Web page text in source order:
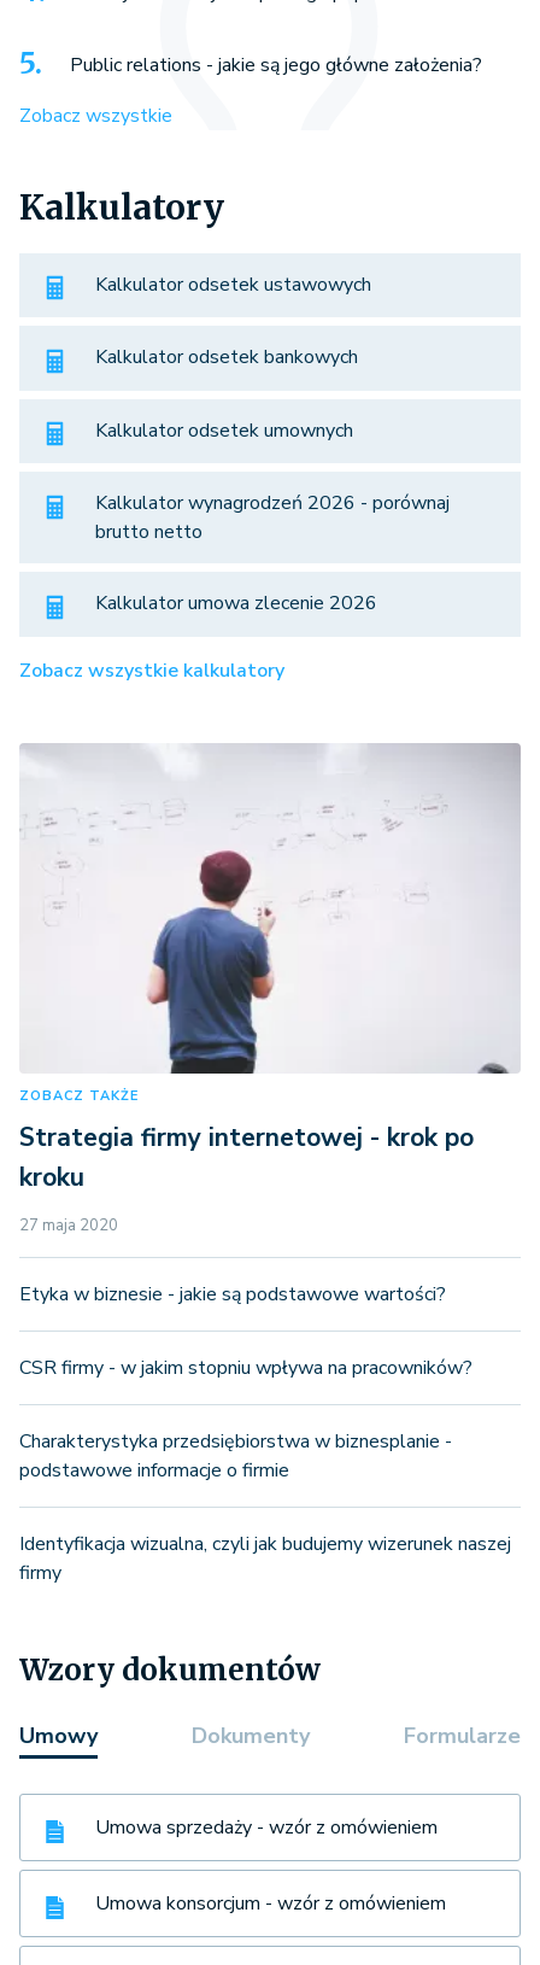
Public relations - jakie są jego główne założenia?
Zobacz wszystkie
Kalkulatory
Kalkulator odsetek ustawowych
Kalkulator odsetek bankowych
Kalkulator odsetek umownych
Kalkulator wynagrodzeń 2026 - porównaj
brutto netto
Kalkulator umowa zlecenie 2026
Zobacz wszystkie kalkulatory
ZOBACZ TAKŻE
Strategia firmy internetowej - krok po
kroku
27 maja 2020
Etyka w biznesie - jakie są podstawowe wartości?
CSR firmy - w jakim stopniu wpływa na pracowników?
Charakterystyka przedsiębiorstwa w biznesplanie -
podstawowe informacje o firmie
Identyfikacja wizualna, czyli jak budujemy wizerunek naszej
firmy
Wzory dokumentów
Umowy Dokumenty Formularze
Umowa sprzedaży - wzór z omówieniem
Umowa konsorcjum - wzór z omówieniem